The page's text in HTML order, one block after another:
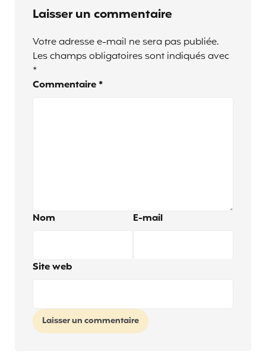
Laisser un commentaire
Votre adresse e-mail ne sera pas publiée.
Les champs obligatoires sont indiqués avec
*
Commentaire *
Nom E-mail
Site web